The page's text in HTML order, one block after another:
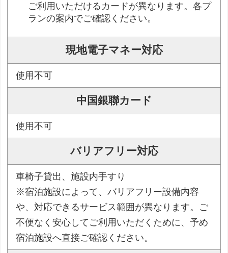
ご利用いただけるカードが異なります。各プ
ランの案内でご確認ください。
現地電子マネー対応
使用不可
中国銀聯カード
使用不可
バリアフリー対応
車椅子貸出、施設内手すり
※宿泊施設によって、バリアフリー設備内容
や、対応できるサービス範囲が異なります。ご
不便なく安心してご利用いただくために、予め
宿泊施設へ直接ご確認ください。